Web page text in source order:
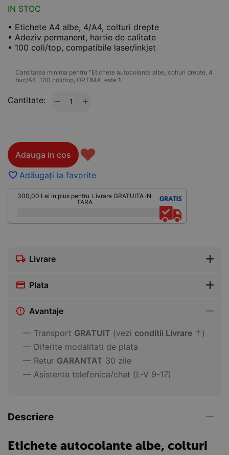
IN STOC
• Etichete A4 albe, 4/A4, colturi drepte
• Adeziv permanent, hartie de calitate
• 100 coli/top, compatibile laser/inkjet
Cantitatea minima pentru "Etichete autocolante albe, colturi drepte, 4
buc/A4, 100 coli/top, OPTIMA" este 1.
Cantitate: +
−
Adauga in cos ♥
Adăugați la favorite
300,00 Lei in plus pentru Livrare GRATUITA IN
TARA
Livrare
Plata
Avantaje
— Transport GRATUIT (vezi conditii Livrare ↑)
— Diferite modalitati de plata
— Retur GARANTAT 30 zile
— Asistenta telefonica/chat (L-V 9-17)
Descriere
Etichete autocolante albe, colturi